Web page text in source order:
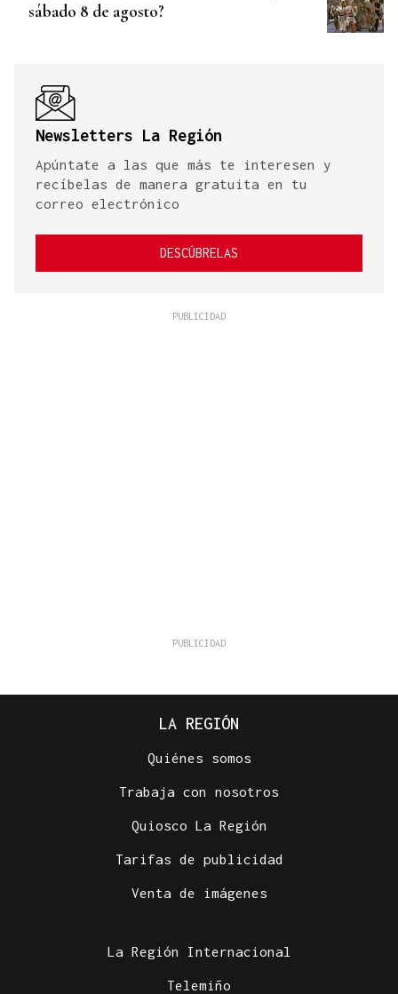
sábado 8 de agosto?
Newsletters La Región
Apúntate a las que más te interesen y
recíbelas de manera gratuita en tu
correo electrónico
DESCÚBRELAS
LA REGIÓN
Quiénes somos
Trabaja con nosotros
Quiosco La Región
Tarifas de publicidad
Venta de imágenes
La Región Internacional
Telemiño